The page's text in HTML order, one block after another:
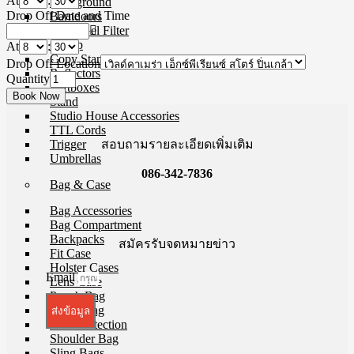
Barndoors
Color Gel Filter
Clamp
Copy Stands
Reflectors
Softboxes
Stand
Studio House Accessories
TTL Cords
Trigger
Umbrellas
Bag & Case
Bag Accessories
Bag Compartment
Backpacks
Fit Case
Holster Cases
Lens Case
Pouch Bag
Roller Bag
Rain Protection
Shoulder Bag
Drop Off Date and Time
At
:
Drop Off Location
Quantity
สอบถามรายละเอียดเพิ่มเติม
086-342-7836
สมัครรับจดหมายข่าว
Email
ส่งข้อมูล